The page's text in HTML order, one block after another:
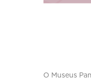
O Museus